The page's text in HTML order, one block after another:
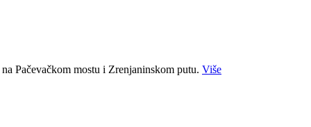
Pačevačkom mostu i Zrenjaninskom putu. Više